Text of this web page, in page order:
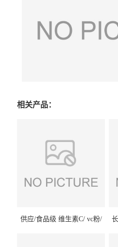
相关产品：
供应/食品级 维生素C/ vc粉/